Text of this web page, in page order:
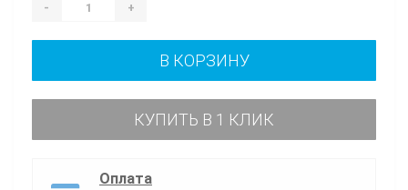
- +
В КОРЗИНУ
КУПИТЬ В 1 КЛИК
Оплата